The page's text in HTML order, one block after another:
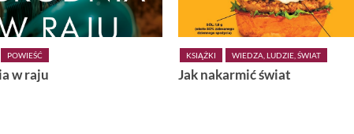
WIEDZA, LUDZIE, ŚWIAT URODA
Letnie